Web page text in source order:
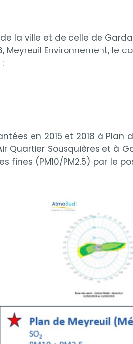
la ville et de celle de
Environnement, le
en 2015 et 2018 à Plan
Quartier Sousquières et à
fines (PM10/PM2.5) par le